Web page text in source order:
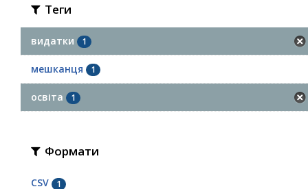
Теги
видатки 1
мешканця 1
освіта 1
Формати
CSV 1